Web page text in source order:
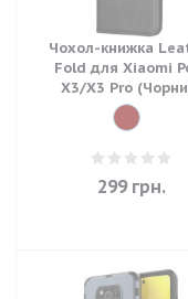
Чохол-книжка
Fold для Xiaomi
X3/X3 Pro
299грн.